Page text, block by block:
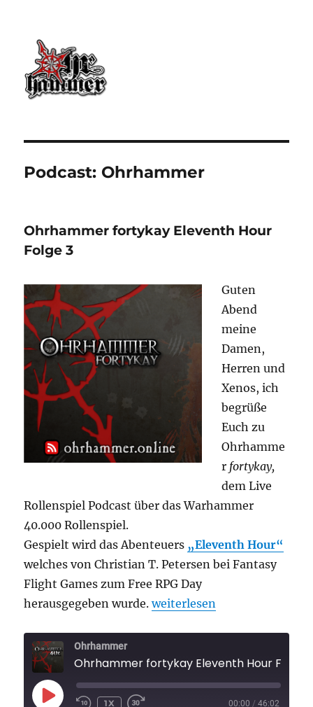
Ohrhammer.online
Podcast: Ohrhammer
Ohrhammer fortykay Eleventh Hour
Folge 3
Guten
Abend
meine
Damen,
Herren und
Xenos, ich
begrüße
Euch zu
Ohrhamme
r fortykay,
dem Live
Rollenspiel Podcast über das Warhammer
40.000 Rollenspiel.
Gespielt wird das Abenteuers „Eleventh Hour“
welches von Christian T. Petersen bei Fantasy
Flight Games zum Free RPG Day
herausgegeben wurde.„Ohrhammer fortykay
weiterlesen
Ohrhammer
Ohrhammer fortykay Eleventh Hour Folge
PLAY
1X 00:00 / 46:02